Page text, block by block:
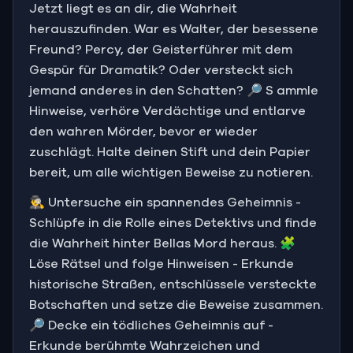
Jetzt liegt es an dir, die Wahrheit
herauszufinden. War es Walter, der besessene
Freund? Percy, der Geisterführer mit dem
Gespür für Dramatik? Oder versteckt sich
jemand anderes in den Schatten? 🔎 S ammle
Hinweise, verhöre Verdächtige und entlarve
den wahren Mörder, bevor er wieder
zuschlägt. Halte deinen Stift und dein Papier
bereit, um alle wichtigen Beweise zu notieren.
🕵️‍♂️ Untersuche ein spannendes Geheimnis -
Schlüpfe in die Rolle eines Detektivs und finde
die Wahrheit hinter Bellas Mord heraus. 🧩
Löse Rätsel und folge Hinweisen - Erkunde
historische Straßen, entschlüssele versteckte
Botschaften und setze die Beweise zusammen.
🔎 Decke ein tödliches Geheimnis auf -
Erkunde berühmte Wahrzeichen und